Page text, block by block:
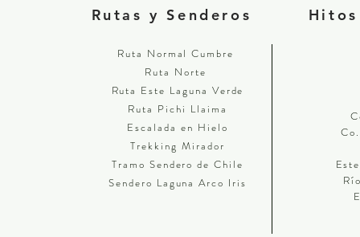
Rutas y Senderos
Ruta Normal Cumbre
Ruta Norte
Ruta Este Laguna Verde
Ruta Pichi Llaima
Escalada en Hielo
Trekking Mirador
Tramo Sendero de Chile
Sendero Laguna Arco Iris